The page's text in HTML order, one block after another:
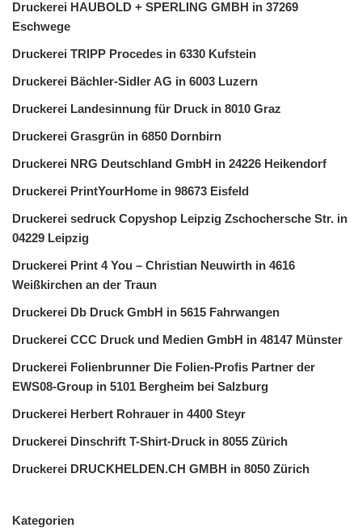
Druckerei HAUBOLD + SPERLING GMBH in 37269
Eschwege
Druckerei TRIPP Procedes in 6330 Kufstein
Druckerei Bächler-Sidler AG in 6003 Luzern
Druckerei Landesinnung für Druck in 8010 Graz
Druckerei Grasgrün in 6850 Dornbirn
Druckerei NRG Deutschland GmbH in 24226 Heikendorf
Druckerei PrintYourHome in 98673 Eisfeld
Druckerei sedruck Copyshop Leipzig Zschochersche Str. in
04229 Leipzig
Druckerei Print 4 You – Christian Neuwirth in 4616
Weißkirchen an der Traun
Druckerei Db Druck GmbH in 5615 Fahrwangen
Druckerei CCC Druck und Medien GmbH in 48147 Münster
Druckerei Folienbrunner Die Folien-Profis Partner der
EWS08-Group in 5101 Bergheim bei Salzburg
Druckerei Herbert Rohrauer in 4400 Steyr
Druckerei Dinschrift T-Shirt-Druck in 8055 Zürich
Druckerei DRUCKHELDEN.CH GMBH in 8050 Zürich
Kategorien